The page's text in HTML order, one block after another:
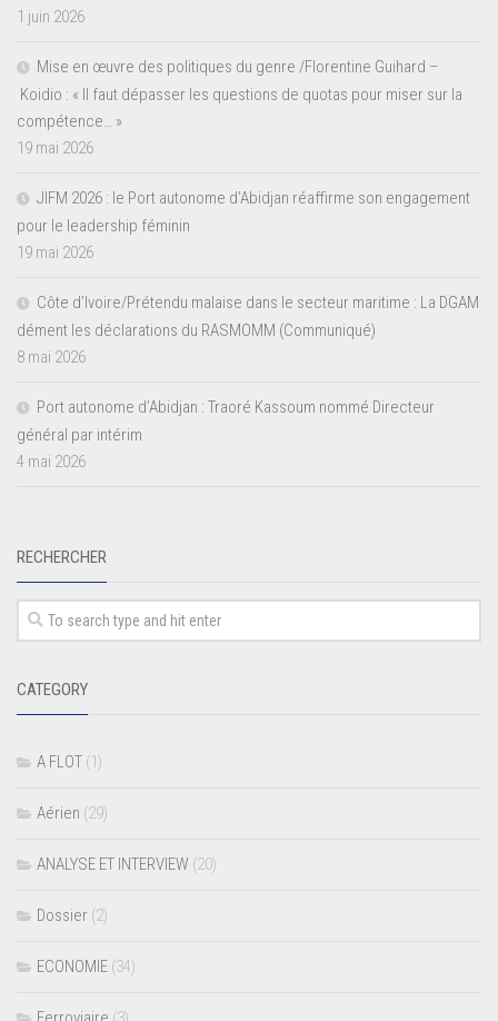
1 juin 2026
Mise en œuvre des politiques du genre /Florentine Guihard –
Koidio : « Il faut dépasser les questions de quotas pour miser sur la
compétence… »
19 mai 2026
JIFM 2026 : le Port autonome d’Abidjan réaffirme son engagement
pour le leadership féminin
19 mai 2026
Côte d’Ivoire/Prétendu malaise dans le secteur maritime : La DGAM
dément les déclarations du RASMOMM (Communiqué)
8 mai 2026
Port autonome d’Abidjan : Traoré Kassoum nommé Directeur
général par intérim
4 mai 2026
RECHERCHER
CATEGORY
A FLOT (1)
Aérien (29)
ANALYSE ET INTERVIEW (20)
Dossier (2)
ECONOMIE (34)